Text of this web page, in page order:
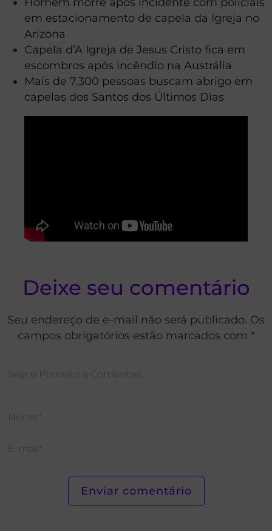
em estacionamento de capela da Igreja no
Arizona
Capela d’A Igreja de Jesus Cristo fica em
escombros após incêndio na Austrália
Mais de 7.300 pessoas buscam abrigo em
capelas dos Santos dos Últimos Dias
Deixe seu comentário
Seu endereço de e-mail não será publicado. Os
campos obrigatórios estão marcados com *